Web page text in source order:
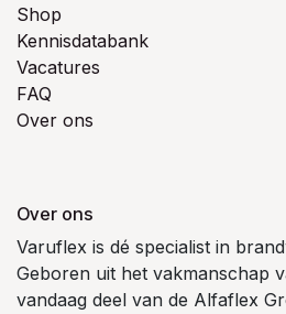
Shop
Kennisdatabank
Vacatures
FAQ
Over ons
Over ons
Varuflex is dé specialist in
Geboren uit het vakmanschap
vandaag deel van de Alfaflex